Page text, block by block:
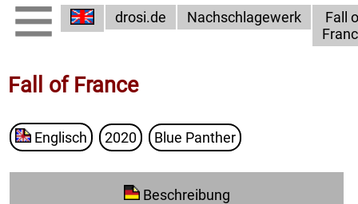
drosi.de Nachschlagewerk
Fall
Fall of France
Englisch 2020 Blue Panther
Beschreibung